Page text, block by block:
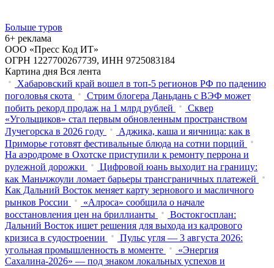
Больше туров
6+ реклама
ООО «Пресс Код ИТ»
ОГРН 1227700267739, ИНН 9725083184
Картина дня Вся лента
Хабаровский край вошел в топ-5 регионов РФ по падению
поголовья скота
Стрим блогера Даньдань с ВЭФ может
побить рекорд продаж на 1 млрд рублей
Сквер
«Угольщиков» стал первым обновленным пространством
Лучегорска в 2026 году
Аджика, каша и яичница: как в
Приморье готовят фестивальные блюда на сотни порций
На аэродроме в Охотске приступили к ремонту перрона и
рулежной дорожки
Цифровой юань выходит на границу:
как Маньчжоули ломает барьеры трансграничных платежей
Как Дальний Восток меняет карту зернового и масличного
рынков России
«Алроса» сообщила о начале
восстановления цен на бриллианты
Востокгосплан:
Дальний Восток ищет решения для выхода из кадрового
кризиса в судостроении
Пульс угля — 3 августа 2026:
угольная промышленность в моменте
«Энергия
Сахалина-2026» — под знаком локальных успехов и